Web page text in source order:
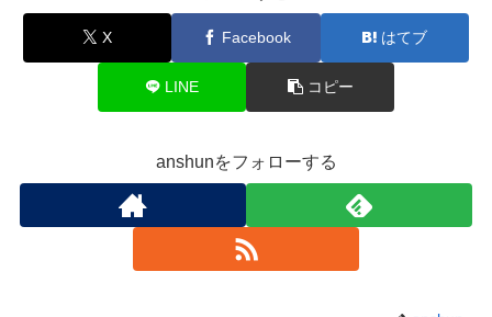
X Facebook はてブ
LINE コピー
anshunをフォローする